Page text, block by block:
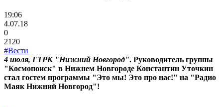
19:06
4.07.18
0
2120
#Вести
4 июля, ГТРК "Нижний Новгород". Руководитель группы
"Космопоиск" в Нижнем Новгороде Константин Уточкин
стал гостем программы "Это мы! Это про нас!" на "Радио
Маяк Нижний Новгород"!